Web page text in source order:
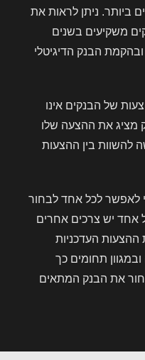
ביותר. ניתן לראות את
משקיעים בשנים
הבנק הדיגיטלי
של הבנקים אינו
מציג את ההצעה שלו
להשוות בין ההצעות
לאפשר לכל אחד לבחור
אחד יש צרכים אחרים
ההצעות העדכניות
תחומים כך
את הבנק המתאים